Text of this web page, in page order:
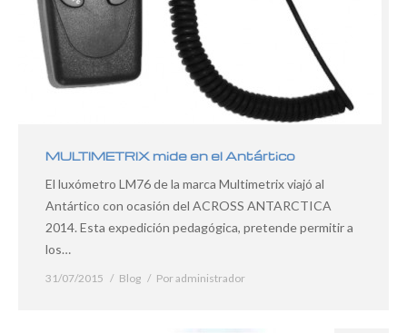
MULTIMETRIX mide en el Antártico
El luxómetro LM76 de la marca Multimetrix viajó al
Antártico con ocasión del ACROSS ANTARCTICA
2014. Esta expedición pedagógica, pretende permitir a
los…
31/07/2015 Blog Poradministrador